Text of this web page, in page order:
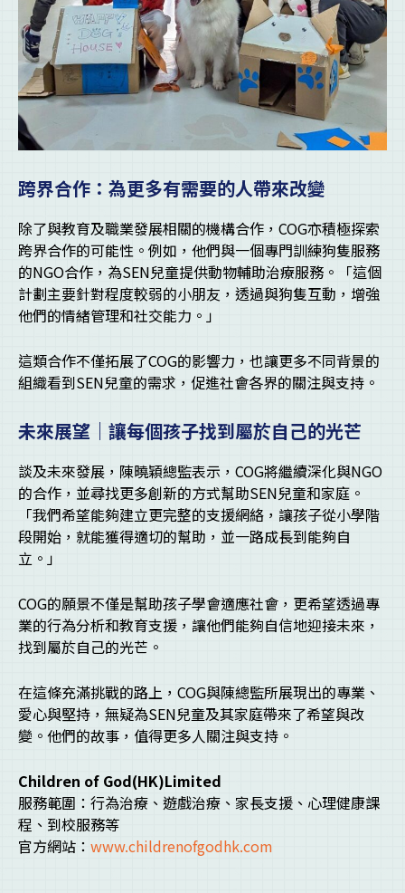
跨界合作：為更多有需要的人帶來改變
除了與教育及職業發展相關的機構合作，COG亦積極探索
跨界合作的可能性。例如，他們與一個專門訓練狗隻服務
的NGO合作，為SEN兒童提供動物輔助治療服務。「這個
計劃主要針對程度較弱的小朋友，透過與狗隻互動，增強
他們的情緒管理和社交能力。」
這類合作不僅拓展了COG的影響力，也讓更多不同背景的
組織看到SEN兒童的需求，促進社會各界的關注與支持。
未來展望｜讓每個孩子找到屬於自己的光芒
談及未來發展，陳曉穎總監表示，COG將繼續深化與NGO
的合作，並尋找更多創新的方式幫助SEN兒童和家庭。
「我們希望能夠建立更完整的支援網絡，讓孩子從小學階
段開始，就能獲得適切的幫助，並一路成長到能夠自
立。」
COG的願景不僅是幫助孩子學會適應社會，更希望透過專
業的行為分析和教育支援，讓他們能夠自信地迎接未來，
找到屬於自己的光芒。
在這條充滿挑戰的路上，COG與陳總監所展現出的專業、
愛心與堅持，無疑為SEN兒童及其家庭帶來了希望與改
變。他們的故事，值得更多人關注與支持。
Children of God(HK)Limited
服務範圍：行為治療、遊戲治療、家長支援、心理健康課
程、到校服務等
官方網站： www.childrenofgodhk.com